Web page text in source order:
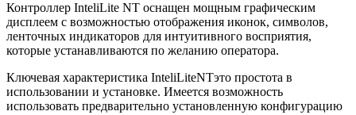
Контроллер InteliLite NT оснащен мощным графическим
дисплеем с возможностью отображения иконок, символов,
ленточных индикаторов для интуитивного восприятия,
которые устанавливаются по желанию оператора.
Ключевая характеристика InteliLiteNTэто простота в
использовании и установке. Имеется возможность
использовать предварительно установленную конфигурацию